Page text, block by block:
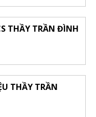
THẦY TRẦN ĐÌNH
THẦY TRẦN